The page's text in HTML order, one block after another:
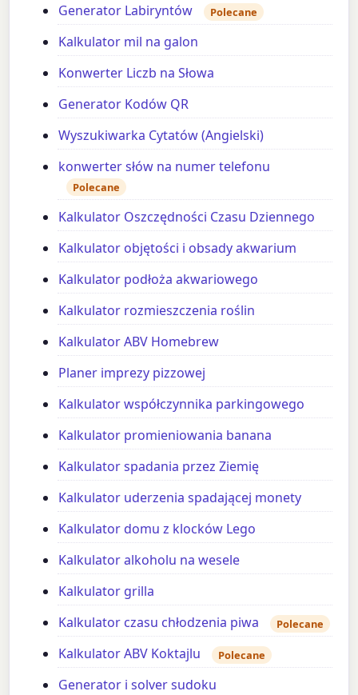
Generator Labiryntów Polecane
Kalkulator mil na galon
Konwerter Liczb na Słowa
Generator Kodów QR
Wyszukiwarka Cytatów (Angielski)
konwerter słów na numer telefonu
Polecane
Kalkulator Oszczędności Czasu Dziennego
Kalkulator objętości i obsady akwarium
Kalkulator podłoża akwariowego
Kalkulator rozmieszczenia roślin
Kalkulator ABV Homebrew
Planer imprezy pizzowej
Kalkulator współczynnika parkingowego
Kalkulator promieniowania banana
Kalkulator spadania przez Ziemię
Kalkulator uderzenia spadającej monety
Kalkulator domu z klocków Lego
Kalkulator alkoholu na wesele
Kalkulator grilla
Kalkulator czasu chłodzenia piwa
Polecane
Kalkulator ABV Koktajlu Polecane
Generator i solver sudoku